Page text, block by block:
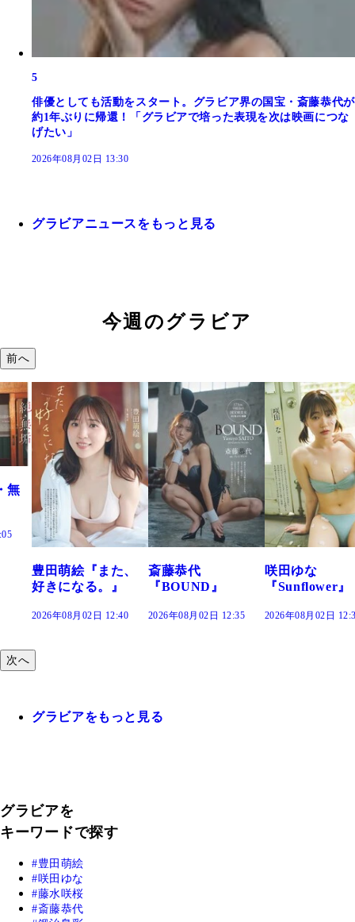
5
俳優としても活動をスタート。グラビア界の国宝・斎藤恭代が
約1年ぶりに帰還！「グラビアで培った表現を次は映画につな
げたい」
2026年08月02日 13:30
グラビアニュースをもっと見る
今週のグラビア
前へ
斎藤恭代
『BOUND』
2026年08月02日 12:35
咲田ゆな
『Sunflower』
2026年08月02日 12:30
藤水咲桜『花
だまり』
2026年08月02日
次へ
グラビアをもっと見る
グラビアを
キーワードで探す
豊田萌絵
咲田ゆな
藤水咲桜
斎藤恭代